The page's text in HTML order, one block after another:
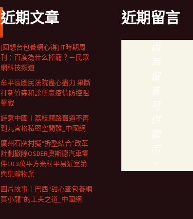
近期文章
[回想台包養網心得] IT時期周
刊：百度為什么掉寵？－民眾
網科技頻道
牟平區國民法院盡心盡力 果斷
打新竹森和診所贏疫情防控阻
擊戰
詩意中國丨荔枝驛路蜀道不再
到九宮格私密空間難_中國網
廣州石牌村擬“拆整結合”改革
計劃撤除OSDER奧斯德汽車零
件10.3萬平方米村平易近室第
與集體物業
圖片故事｜巴西“甜心查包養網
莫小龍”的工夫之道_中國網
近期留言
尚
無
留
言
可
供
顯
示
。